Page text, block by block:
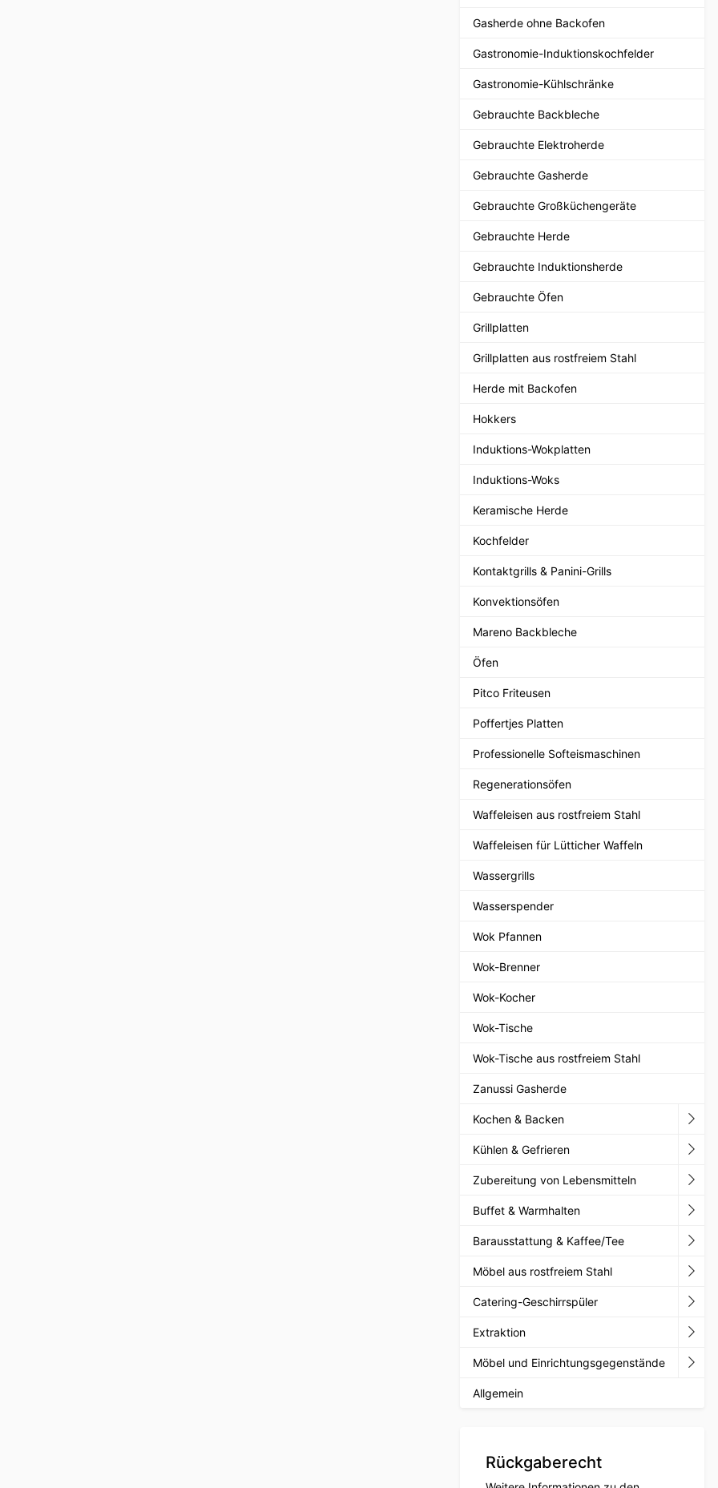
Gasherde ohne Backofen
Gastronomie-Induktionskochfelder
Gastronomie-Kühlschränke
Gebrauchte Backbleche
Gebrauchte Elektroherde
Gebrauchte Gasherde
Gebrauchte Großküchengeräte
Gebrauchte Herde
Gebrauchte Induktionsherde
Gebrauchte Öfen
Grillplatten
Grillplatten aus rostfreiem Stahl
Herde mit Backofen
Hokkers
Induktions-Wokplatten
Induktions-Woks
Keramische Herde
Kochfelder
Kontaktgrills & Panini-Grills
Konvektionsöfen
Mareno Backbleche
Öfen
Pitco Friteusen
Poffertjes Platten
Professionelle Softeismaschinen
Regenerationsöfen
Waffeleisen aus rostfreiem Stahl
Waffeleisen für Lütticher Waffeln
Wassergrills
Wasserspender
Wok Pfannen
Wok-Brenner
Wok-Kocher
Wok-Tische
Wok-Tische aus rostfreiem Stahl
Zanussi Gasherde
Kochen & Backen
Kühlen & Gefrieren
Zubereitung von Lebensmitteln
Buffet & Warmhalten
Barausstattung & Kaffee/Tee
Möbel aus rostfreiem Stahl
Catering-Geschirrspüler
Extraktion
Möbel und Einrichtungsgegenstände
Allgemein
Rückgaberecht